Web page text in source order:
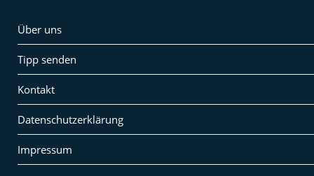
Über uns
Tipp senden
Kontakt
Datenschutzerklärung
Impressum